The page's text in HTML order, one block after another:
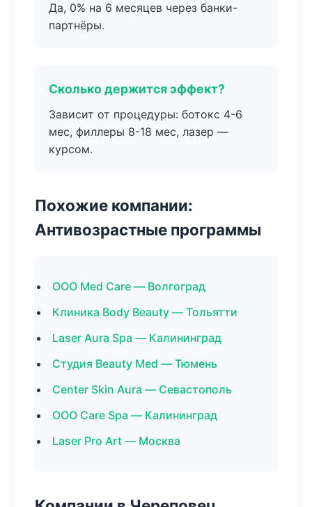
Да, 0% на 6 месяцев через банки-
партнёры.
Сколько держится эффект?
Зависит от процедуры: ботокс 4-6
мес, филлеры 8-18 мес, лазер —
курсом.
Похожие компании:
Антивозрастные программы
ООО Med Care — Волгоград
Клиника Body Beauty — Тольятти
Laser Aura Spa — Калининград
Студия Beauty Med — Тюмень
Center Skin Aura — Севастополь
ООО Care Spa — Калининград
Laser Pro Art — Москва